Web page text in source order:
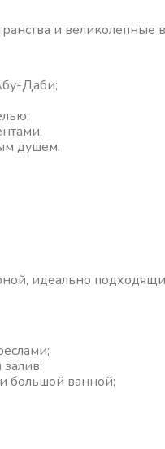
и великолепные
Даби;
душем.
идеально
большой ванной;